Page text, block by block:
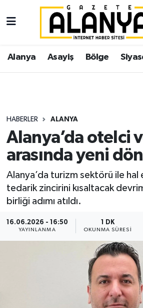
Alanya Asayiş Bölge
HABERLER ALANYA
Alanya’da otelci
arasında yeni
Alanya’da turizm sektörü ile hal
tedarik zincirini kısaltacak
birliği adımı atıldı.
16.06.2026 - 16:50
YAYINLANMA
1 DK
OKUNMA SÜRESI
Alanya
Asayiş
Siyaset
Spor
Ekonomi
İstanbul Nöbetçi Eczaneler
İstanbul Hava Durumu
Süper Lig Puan Durumu ve
Tüm Manşetler
Son Dakika Haberleri
Haber Arşivi